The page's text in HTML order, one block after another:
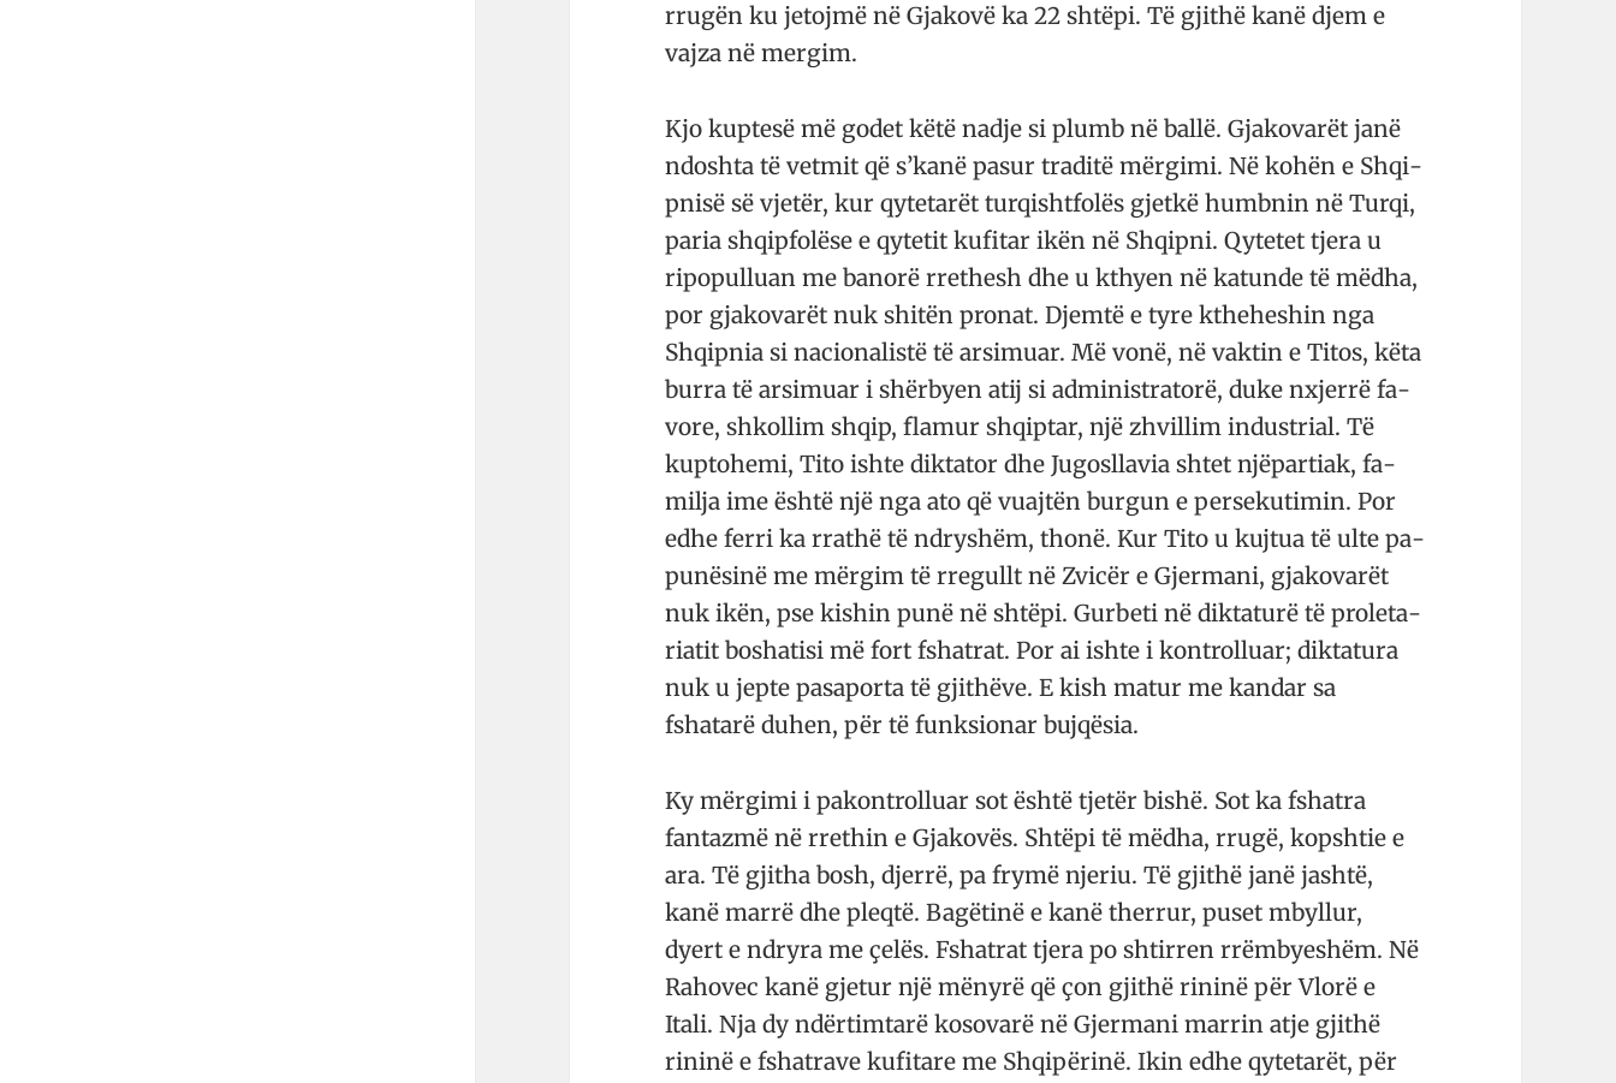
rrugën ku je­tojmë në Gjakovë ka 22 shtëpi. Të gjithë kanë djem e
vajza në mergim.
Kjo kuptesë më godet këtë nadje si plumb në ballë. Gjako­varët janë
ndoshta të vetmit që s’kanë pasur traditë mër­gimi. Në kohën e Shqi­
p­­nisë së vjetër, kur qy­te­tarët tur­qisht­folës gjet­kë humbnin në Tur­qi,
paria shqipfolëse e qytetit ku­fi­tar ikën në Shqipni. Qytetet tjera u
ripopu­lluan me banorë rre­thesh dhe u kthyen në ka­tunde të më­dha,
por gjako­varët nuk shi­tën pro­nat. Djemtë e tyre kthe­he­shin nga
Shqip­nia si na­cio­nalistë të arsi­muar. Më vonë, në vaktin e Titos, këta
burra të ar­si­muar i shërbyen atij si administratorë, duke nxjerrë fa­
vore, shkollim shqip, fla­mur shqiptar, një zhvi­llim indus­trial. Të
kup­tohemi, Tito ishte dik­tator dhe Ju­go­sllavia shtet një­parti­ak, fa­
milja ime është një nga ato që vuajtën bur­gun e per­se­­­kutimin. Por
edhe ferri ka rrathë të ndryshëm, thonë. Kur Tito u kujtua të ulte pa­
punësinë me mërgim të rre­gullt në Zvicër e Gjermani, gjako­varët
nuk ikën, pse ki­shin punë në shtëpi. Gurbeti në diktaturë të pro­le­ta­
riatit bo­shatisi më fort fshat­rat. Por ai ishte i kon­trolluar; dik­tatura
nuk u jepte pasa­porta të gji­thëve. E kish matur me kandar sa
fshatarë du­hen, për të funksionar bujqësia.
Ky mërgimi i pakontrolluar sot është tjetër bishë. Sot ka fshat­ra
fantazmë në rre­thin e Gja­kovës. Shtëpi të mëdha, rrugë, kop­shtie e
ara. Të gjitha bosh, djerrë, pa frymë njeriu. Të gjithë janë jashtë,
kanë marrë dhe pleqtë. Ba­gëtinë e kanë the­rrur, puset mbyllur,
dyert e ndryra me çelës. Fshatrat tjera po shti­rren rrëm­bye­shëm. Në
Raho­vec kanë gjetur një më­nyrë që çon gjithë rininë për Vlorë e
Itali. Nja dy ndër­tim­tarë kosovarë në Gjermani marrin atje gjithë
rininë e fshat­rave ku­fitare me Shqi­përinë. Ikin edhe qyte­tarët, për